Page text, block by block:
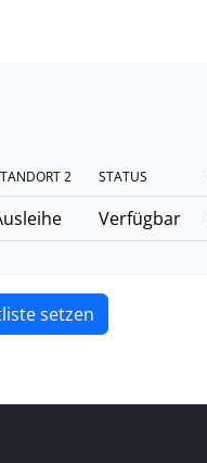
2 STATUS
Verfügbar
setzen